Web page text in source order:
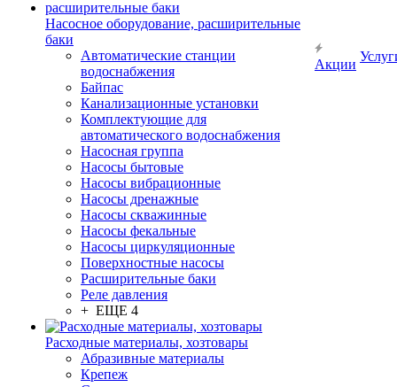
Насосное оборудование, расширительные
баки
Автоматические станции
водоснабжения
Байпас
Канализационные установки
Комплектующие для
автоматического водоснабжения
Насосная группа
Насосы бытовые
Насосы вибрационные
Насосы дренажные
Насосы скважинные
Насосы фекальные
Насосы циркуляционные
Поверхностные насосы
Расширительные баки
Реле давления
+ ЕЩЕ 4
Расходные материалы, хозтовары
Абразивные материалы
Крепеж
Акции